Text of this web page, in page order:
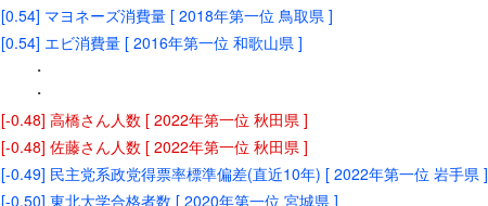
[0.54] マヨネーズ消費量 [ 2018年第一位 鳥取県 ]
[0.54] エビ消費量 [ 2016年第一位 和歌山県 ]
・
・
[-0.48] 高橋さん人数 [ 2022年第一位 秋田県 ]
[-0.48] 佐藤さん人数 [ 2022年第一位 秋田県 ]
[-0.49] 民主党系政党得票率標準偏差(直近10年) [ 2022年第一位 岩手県 ]
[-0.50] 東北大学合格者数 [ 2020年第一位 宮城県 ]